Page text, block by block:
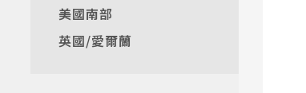
美國南部
英國/愛爾蘭